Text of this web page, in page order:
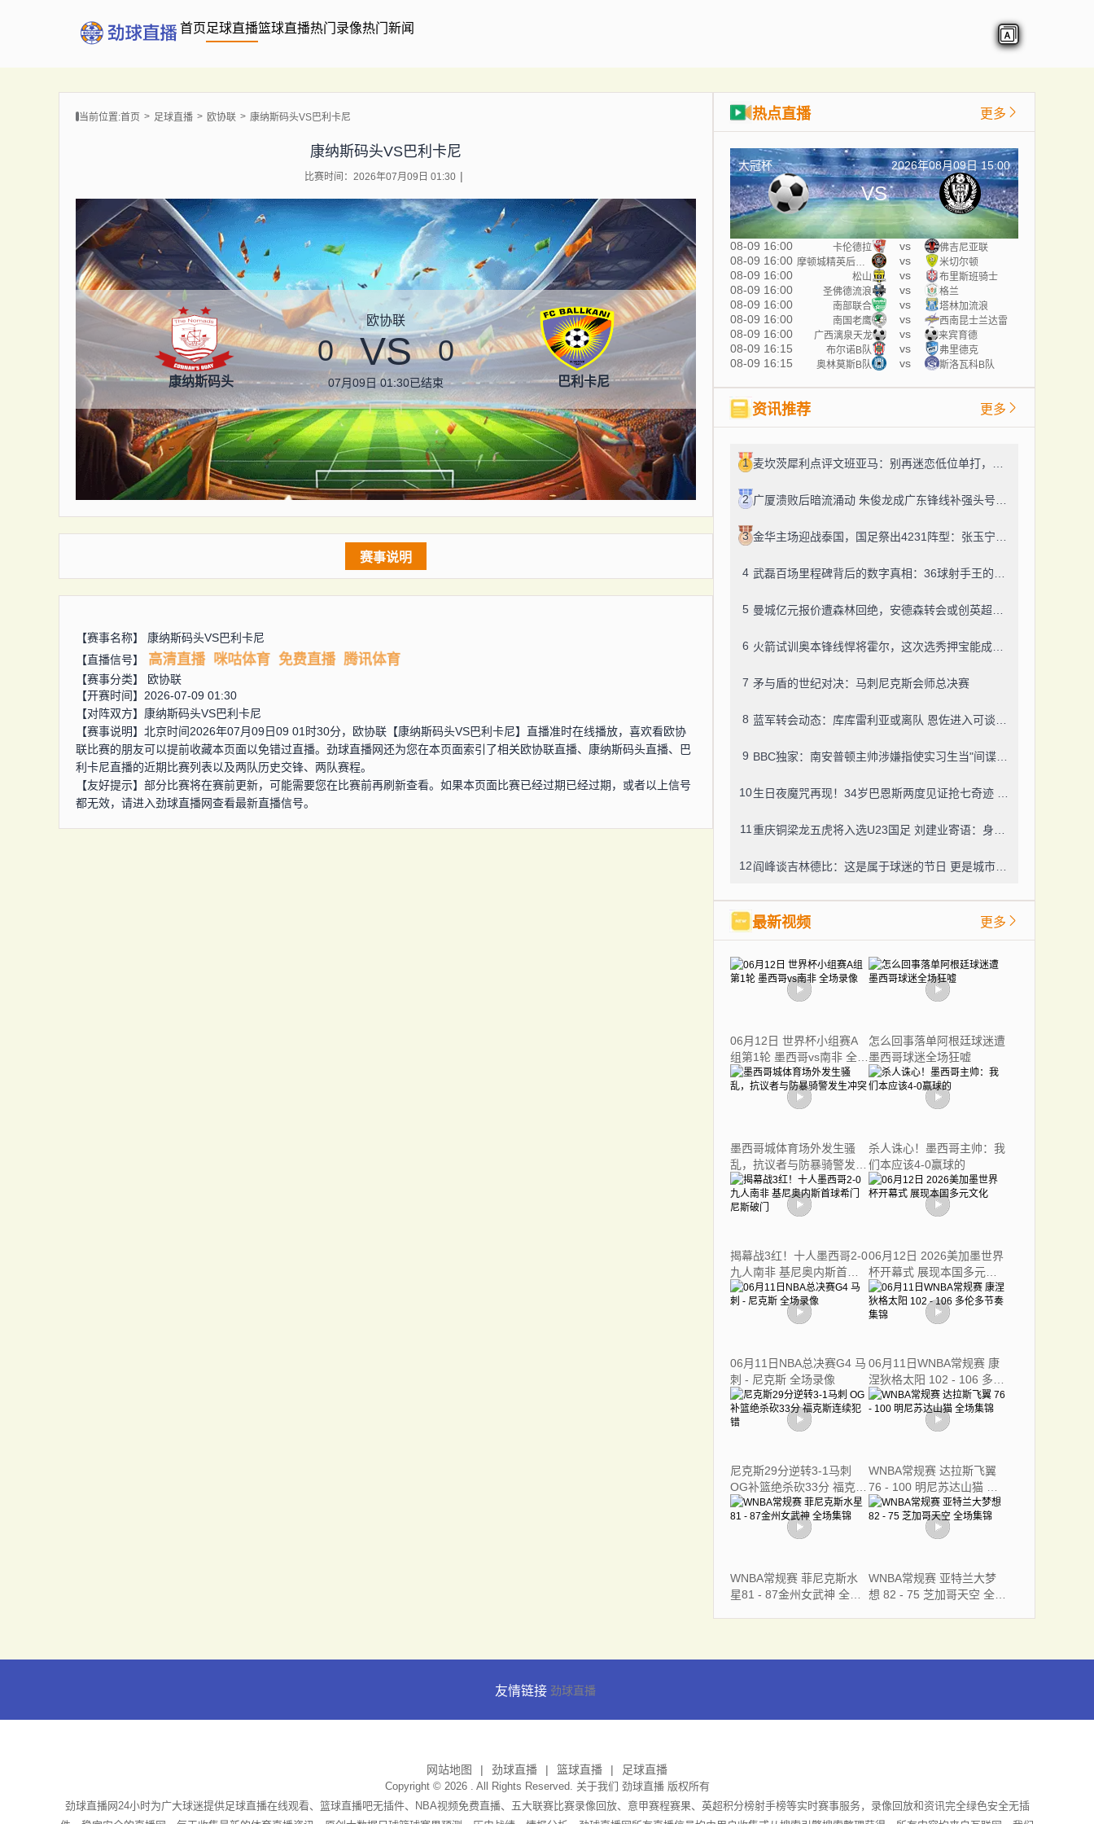
首页足球直播篮球直播热门录像热门新闻
当前位置:首页 足球直播 欧协联 康纳斯码头VS巴利卡尼
康纳斯码头VS巴利卡尼
比赛时间：2026年07月09日 01:30
康纳斯码头
欧协联
0 VS 0
07月09日 01:30已结束 巴利卡尼
赛事说明
【赛事名称】 康纳斯码头VS巴利卡尼
【直播信号】
高清直播 咪咕体育 免费直播 腾讯体育
【赛事分类】
欧协联
【开赛时间】2026-07-09 01:30
【对阵双方】 康纳斯码头VS巴利卡尼
【赛事说明】北京时间2026年07月09日09 01时30分，欧协联【康纳斯码头VS巴利卡尼】直播准时在线播放，喜欢看欧协
联比赛的朋友可以提前收藏本页面以免错过直播。劲球直播网还为您在本页面索引了相关欧协联直播、康纳斯码头直播、巴
利卡尼直播的近期比赛列表以及两队历史交锋、两队赛程。
【友好提示】部分比赛将在赛前更新，可能需要您在比赛前再刷新查看。如果本页面比赛已经过期已经过期，或者以上信号
都无效，请进入劲球直播网查看最新直播信号。
热点直播 更多
大冠杯 2026年08月09日 15:00
VS
08-09 16:00 卡伦德拉 vs 佛吉尼亚联
08-09 16:00 vs 米切尔顿
08-09 16:00 松山 vs 布里斯班骑士
08-09 16:00 圣佛德流浪 vs 格兰
08-09 16:00 南部联合 vs 塔林加流浪
08-09 16:00 南国老鹰 vs 西南昆士兰达雷
08-09 16:00 广西漓泉天龙 vs 来宾育德
08-09 16:15 布尔诺B队 vs 弗里德克
08-09 16:15 奥林莫斯B队 vs 斯洛瓦科B队
资讯推荐 更多
1
2
3
4
5
6
7 矛与盾的世纪对决：马刺尼克斯会师总决赛
8
9
10
11
12
最新视频 更多
06月12日 世界杯小组赛A
组第1轮 墨西哥vs南非 全场
录像
怎么回事落单阿根廷球迷遭
墨西哥球迷全场狂嘘
墨西哥城体育场外发生骚
乱，抗议者与防暴骑警发生
冲突
杀人诛心！墨西哥主帅：我
们本应该4-0赢球的
揭幕战3红！十人墨西哥2-0
九人南非 基尼奥内斯首球
希门尼斯破门
06月12日 2026美加墨世界
杯开幕式 展现本国多元文
化
06月11日NBA总决赛G4 马
刺 - 尼克斯 全场录像
06月11日WNBA常规赛 康
涅狄格太阳 102 - 106 多伦
多节奏 集锦
尼克斯29分逆转3-1马刺
OG补篮绝杀砍33分 福克斯
连续犯错
WNBA常规赛 达拉斯飞翼
76 - 100 明尼苏达山猫 全
场集锦
WNBA常规赛 菲尼克斯水
星81 - 87金州女武神 全场
WNBA常规赛 亚特兰大梦
想 82 - 75 芝加哥天空 全场
友情链接 劲球直播
网站地图 劲球直播 篮球直播 足球直播
Copyright © 2026 . All Rights Reserved. 关于我们 劲球直播版权所有
劲球直播网24小时为广大球迷提供足球直播在线观看、篮球直播吧无插件、NBA视频免费直播、五大联赛比赛录像回放、意甲赛程赛果、英超积分榜射手榜等实时赛事服务，录像回放和资讯完全绿色安全无插